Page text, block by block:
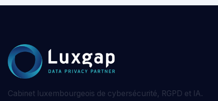
Cabinet luxembourgeois de cybersécurité, RGPD et IA.